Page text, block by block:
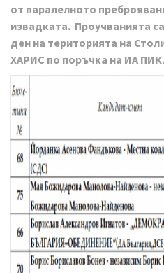
от паралелното
извадката. Проучванията
ден на територията на
ХАРИС по поръчка на ИА ПИК.